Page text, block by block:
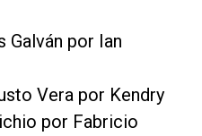
Galván por Ian
Vera por Kendry
por Fabricio